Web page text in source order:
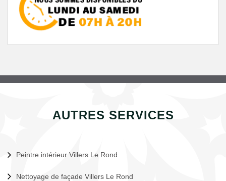
AUTRES SERVICES
Peintre intérieur Villers Le Rond
Nettoyage de façade Villers Le Rond